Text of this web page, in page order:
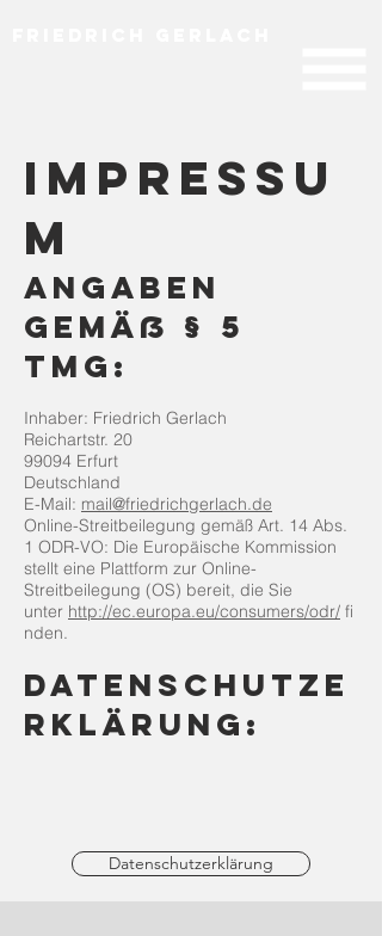
Impressu
m
Angaben
gemäß § 5
TMG:
Inhaber: Friedrich Gerlach
Reichartstr. 20
99094 Erfurt
Deutschland
E-Mail: mail@friedrichgerlach.de
Online-Streitbeilegung gemäß Art. 14 Abs.
1 ODR-VO: Die Europäische Kommission
stellt eine Plattform zur Online-
Streitbeilegung (OS) bereit, die Sie
unter http://ec.europa.eu/consumers/odr/ fi
nden.
Datenschutze
rklärung:
Datenschutzerklärung